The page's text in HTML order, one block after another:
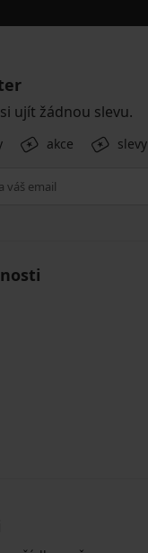
ujít žádnou slevu.
akce slevy